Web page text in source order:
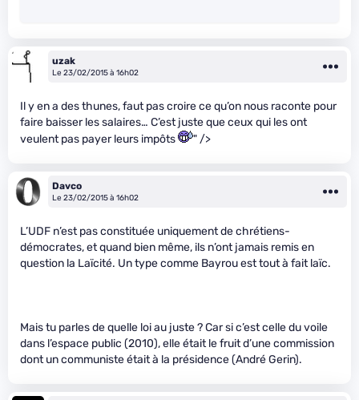
uzak
Le 23/02/2015 à 16h02
Il y en a des thunes, faut pas croire ce qu’on nous raconte pour
faire baisser les salaires… C’est juste que ceux qui les ont
veulent pas payer leurs impôts
" />
Davco
Le 23/02/2015 à 16h02
L’UDF n’est pas constituée uniquement de chrétiens-
démocrates, et quand bien même, ils n’ont jamais remis en
question la Laïcité. Un type comme Bayrou est tout à fait laïc.
Mais tu parles de quelle loi au juste ? Car si c’est celle du voile
dans l’espace public (2010), elle était le fruit d’une commission
dont un communiste était à la présidence (André Gerin).